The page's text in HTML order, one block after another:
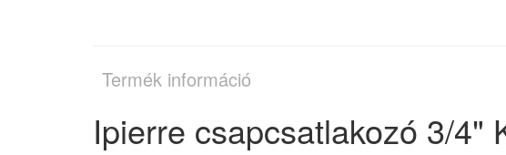
Termék információ
Ipierre csapcsatlakozó 3/4"